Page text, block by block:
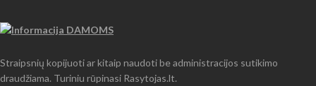
Straipsnių kopijuoti ar kitaip naudoti be administracijos sutikimo
draudžiama. Turiniu rūpinasi Rasytojas.lt.